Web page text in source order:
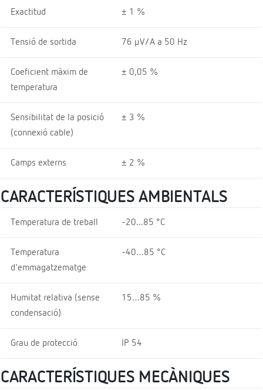
Exactitud ± 1 %
Tensió de sortida 76 µV/A a 50 Hz
Coeficient màxim de
temperatura
± 0,05 %
Sensibilitat de la posició
(connexió cable)
± 3 %
Camps externs ± 2 %
CARACTERÍSTIQUES AMBIENTALS
Temperatura de treball -20...85 °C
Temperatura
d'emmagatzematge
-40…85 °C
Humitat relativa (sense
condensació)
15…85 %
Grau de protecció IP 54
CARACTERÍSTIQUES MECÀNIQUES